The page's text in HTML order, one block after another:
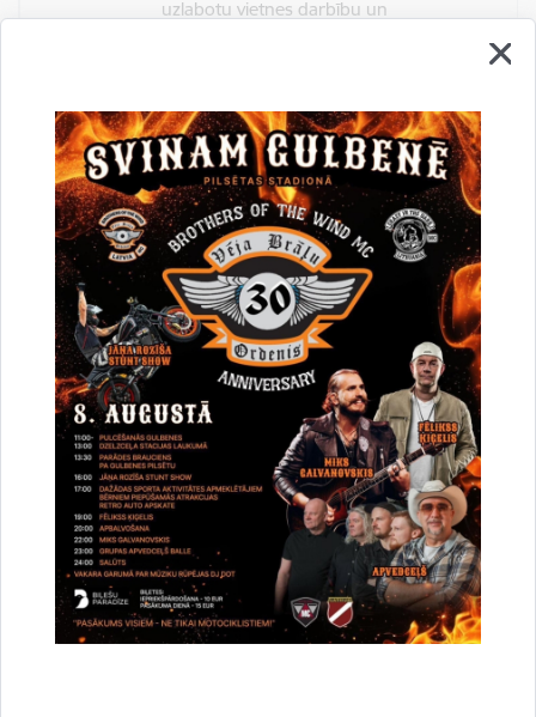
uzlabotu vietnes darbību un
statistisko datu iegūšanai par to, kā
apmeklētājs izmanto vietni.
2 gadi
_gat
Statistikas sīkdatnes (nepieciešamas, lai
uzlabotu vietnes darbību un
pakalpojumus)
Izmanto Google Analytics, lai samazinātu
pieprasījuma līmeni.
1 minūte
_gid